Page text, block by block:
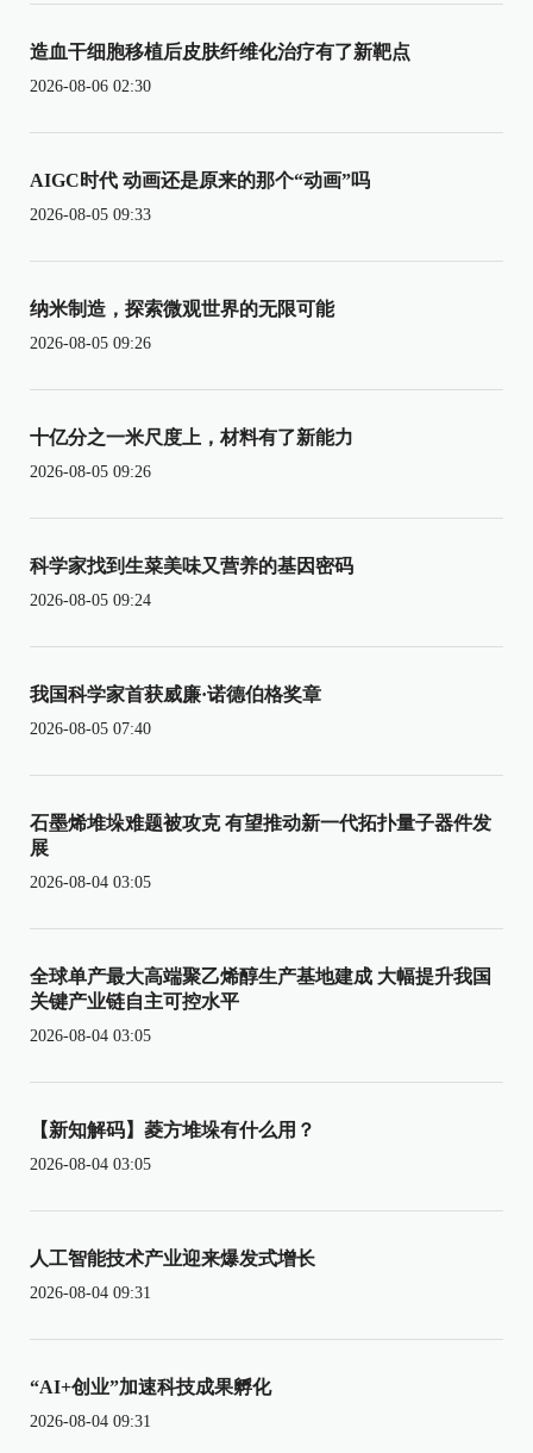
造血干细胞移植后皮肤纤维化治疗有了新靶点
2026-08-06 02:30
AIGC时代 动画还是原来的那个“动画”吗
2026-08-05 09:33
纳米制造，探索微观世界的无限可能
2026-08-05 09:26
十亿分之一米尺度上，材料有了新能力
2026-08-05 09:26
科学家找到生菜美味又营养的基因密码
2026-08-05 09:24
我国科学家首获威廉·诺德伯格奖章
2026-08-05 07:40
石墨烯堆垛难题被攻克 有望推动新一代拓扑量子器件发
展
2026-08-04 03:05
全球单产最大高端聚乙烯醇生产基地建成 大幅提升我国
关键产业链自主可控水平
2026-08-04 03:05
【新知解码】菱方堆垛有什么用？
2026-08-04 03:05
人工智能技术产业迎来爆发式增长
2026-08-04 09:31
“AI+创业”加速科技成果孵化
2026-08-04 09:31